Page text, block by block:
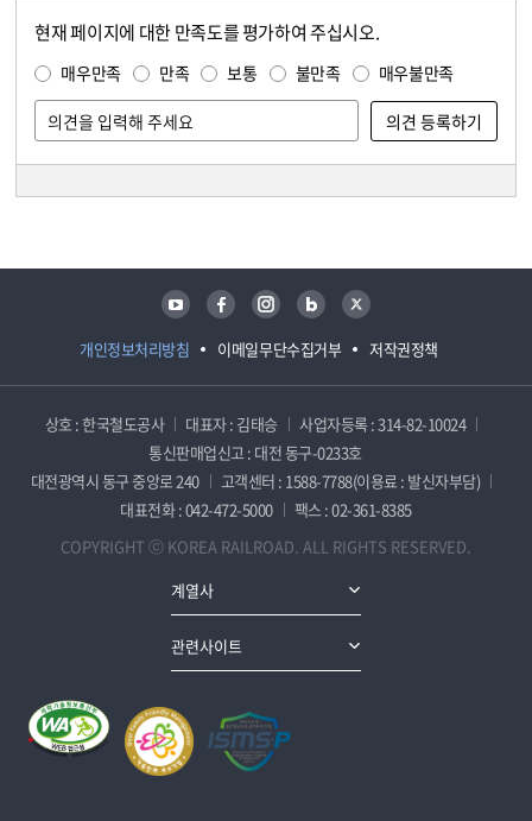
현재 페이지에 대한 만족도를 평가하여 주십시오.
매우만족 만족 보통 불만족 매우불만족
개인정보처리방침 이메일무단수집거부 저작권정책
유튜브 페이스북 인스타그램 블로그 트위터
상호 : 한국철도공사 대표자 : 김태승
사업자등록 : 314-82-10024
통신판매업신고 : 대전 동구-0233호
대전광역시 동구 중앙로 240
고객센터 : 1588-7788(이용료 : 발신자부담)
대표전화 : 042-472-5000
팩스 : 02-361-8385
COPYRIGHT ⓒ KOREA RAILROAD. ALL RIGHTS RESERVED.
계열사
관련사이트